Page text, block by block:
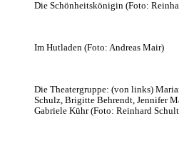
Die Schönheitskönigin (Foto:
Im Hutladen (Foto: Andreas Mair)
Die Theatergruppe: (von links)
Schulz, Brigitte Behrendt, Jennifer
Gabriele Kühr (Foto: Reinhard